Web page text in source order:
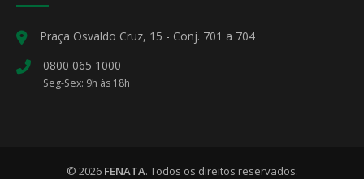
Praça Osvaldo Cruz, 15 - Conj. 701 a 704
0800 065 1000
Seg-Sex: 9h às 18h
© 2026 FENATA. Todos os direitos reservados.